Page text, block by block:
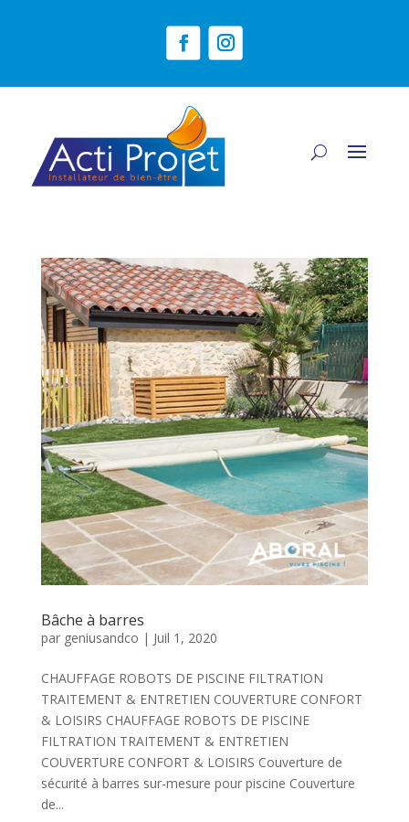
Bâche à barres
par geniusandco | Juil 1, 2020
CHAUFFAGE ROBOTS DE PISCINE FILTRATION
TRAITEMENT & ENTRETIEN COUVERTURE CONFORT
& LOISIRS CHAUFFAGE ROBOTS DE PISCINE
FILTRATION TRAITEMENT & ENTRETIEN
COUVERTURE CONFORT & LOISIRS Couverture de
sécurité à barres sur-mesure pour piscine Couverture
de...